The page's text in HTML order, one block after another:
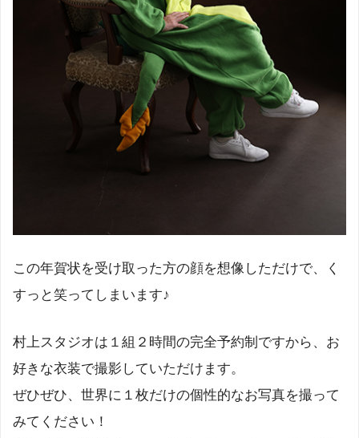
この年賀状を受け取った方の顔を想像しただけで、く
すっと笑ってしまいます♪
村上スタジオは１組２時間の完全予約制ですから、お
好きな衣装で撮影していただけます。
ぜひぜひ、世界に１枚だけの個性的なお写真を撮って
みてください！